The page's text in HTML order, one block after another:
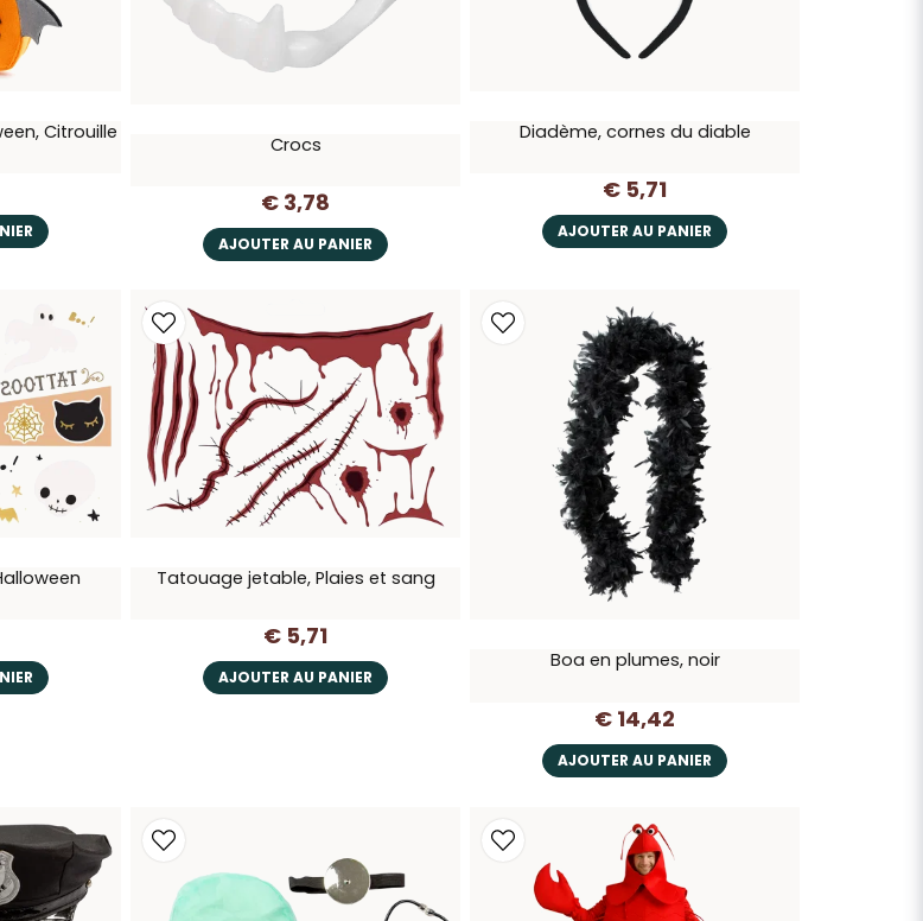
Citrouille
Crocs
€ 3,78
AJOUTER AU PANIER
Diadème, cornes du diable
€ 5,71
AJOUTER AU PANIER
Tatouage jetable, Plaies et sang
€ 5,71
AJOUTER AU PANIER
Boa en plumes, noir
€ 14,42
AJOUTER AU PANIER